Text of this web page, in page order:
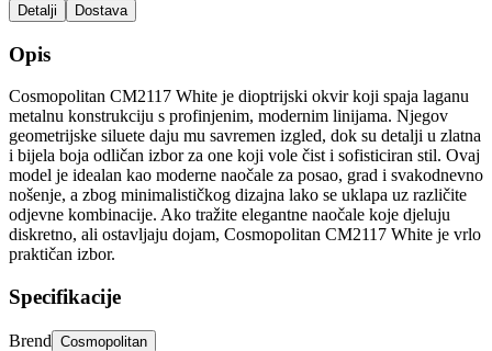
Detalji Dostava
Opis
Cosmopolitan CM2117 White je dioptrijski okvir koji spaja laganu
metalnu konstrukciju s profinjenim, modernim linijama. Njegov
geometrijske siluete daju mu savremen izgled, dok su detalji u zlatna
i bijela boja odličan izbor za one koji vole čist i sofisticiran stil. Ovaj
model je idealan kao moderne naočale za posao, grad i svakodnevno
nošenje, a zbog minimalističkog dizajna lako se uklapa uz različite
odjevne kombinacije. Ako tražite elegantne naočale koje djeluju
diskretno, ali ostavljaju dojam, Cosmopolitan CM2117 White je vrlo
praktičan izbor.
Specifikacije
Brend Cosmopolitan